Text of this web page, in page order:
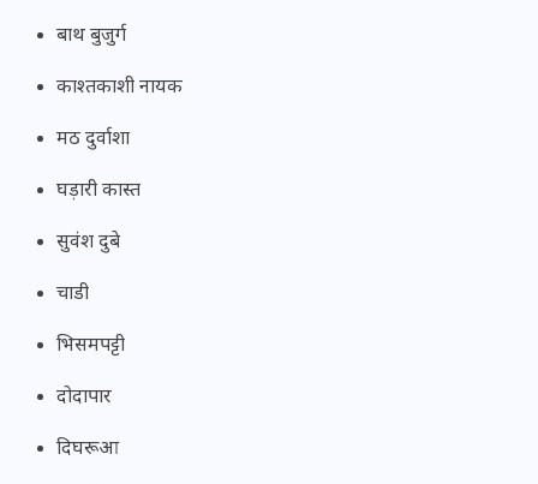
बाथ बुजुर्ग
काश्तकाशी नायक
मठ दुर्वाशा
घड़ारी कास्त
सुवंश दुबे
चाडी
भिसमपट्टी
दोदापार
दिघरूआ